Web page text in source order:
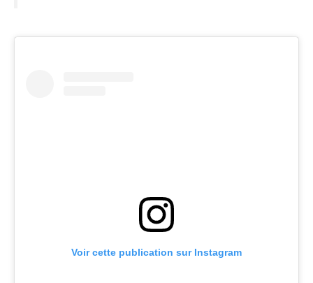
Voir cette publication sur Instagram